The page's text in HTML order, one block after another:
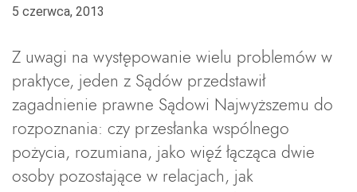
5 czerwca, 2013
Z uwagi na występowanie wielu problemów w
praktyce, jeden z Sądów przedstawił
zagadnienie prawne Sądowi Najwyższemu do
rozpoznania: czy przesłanka wspólnego
pożycia, rozumiana, jako więź łącząca dwie
osoby pozostające w relacjach, jak